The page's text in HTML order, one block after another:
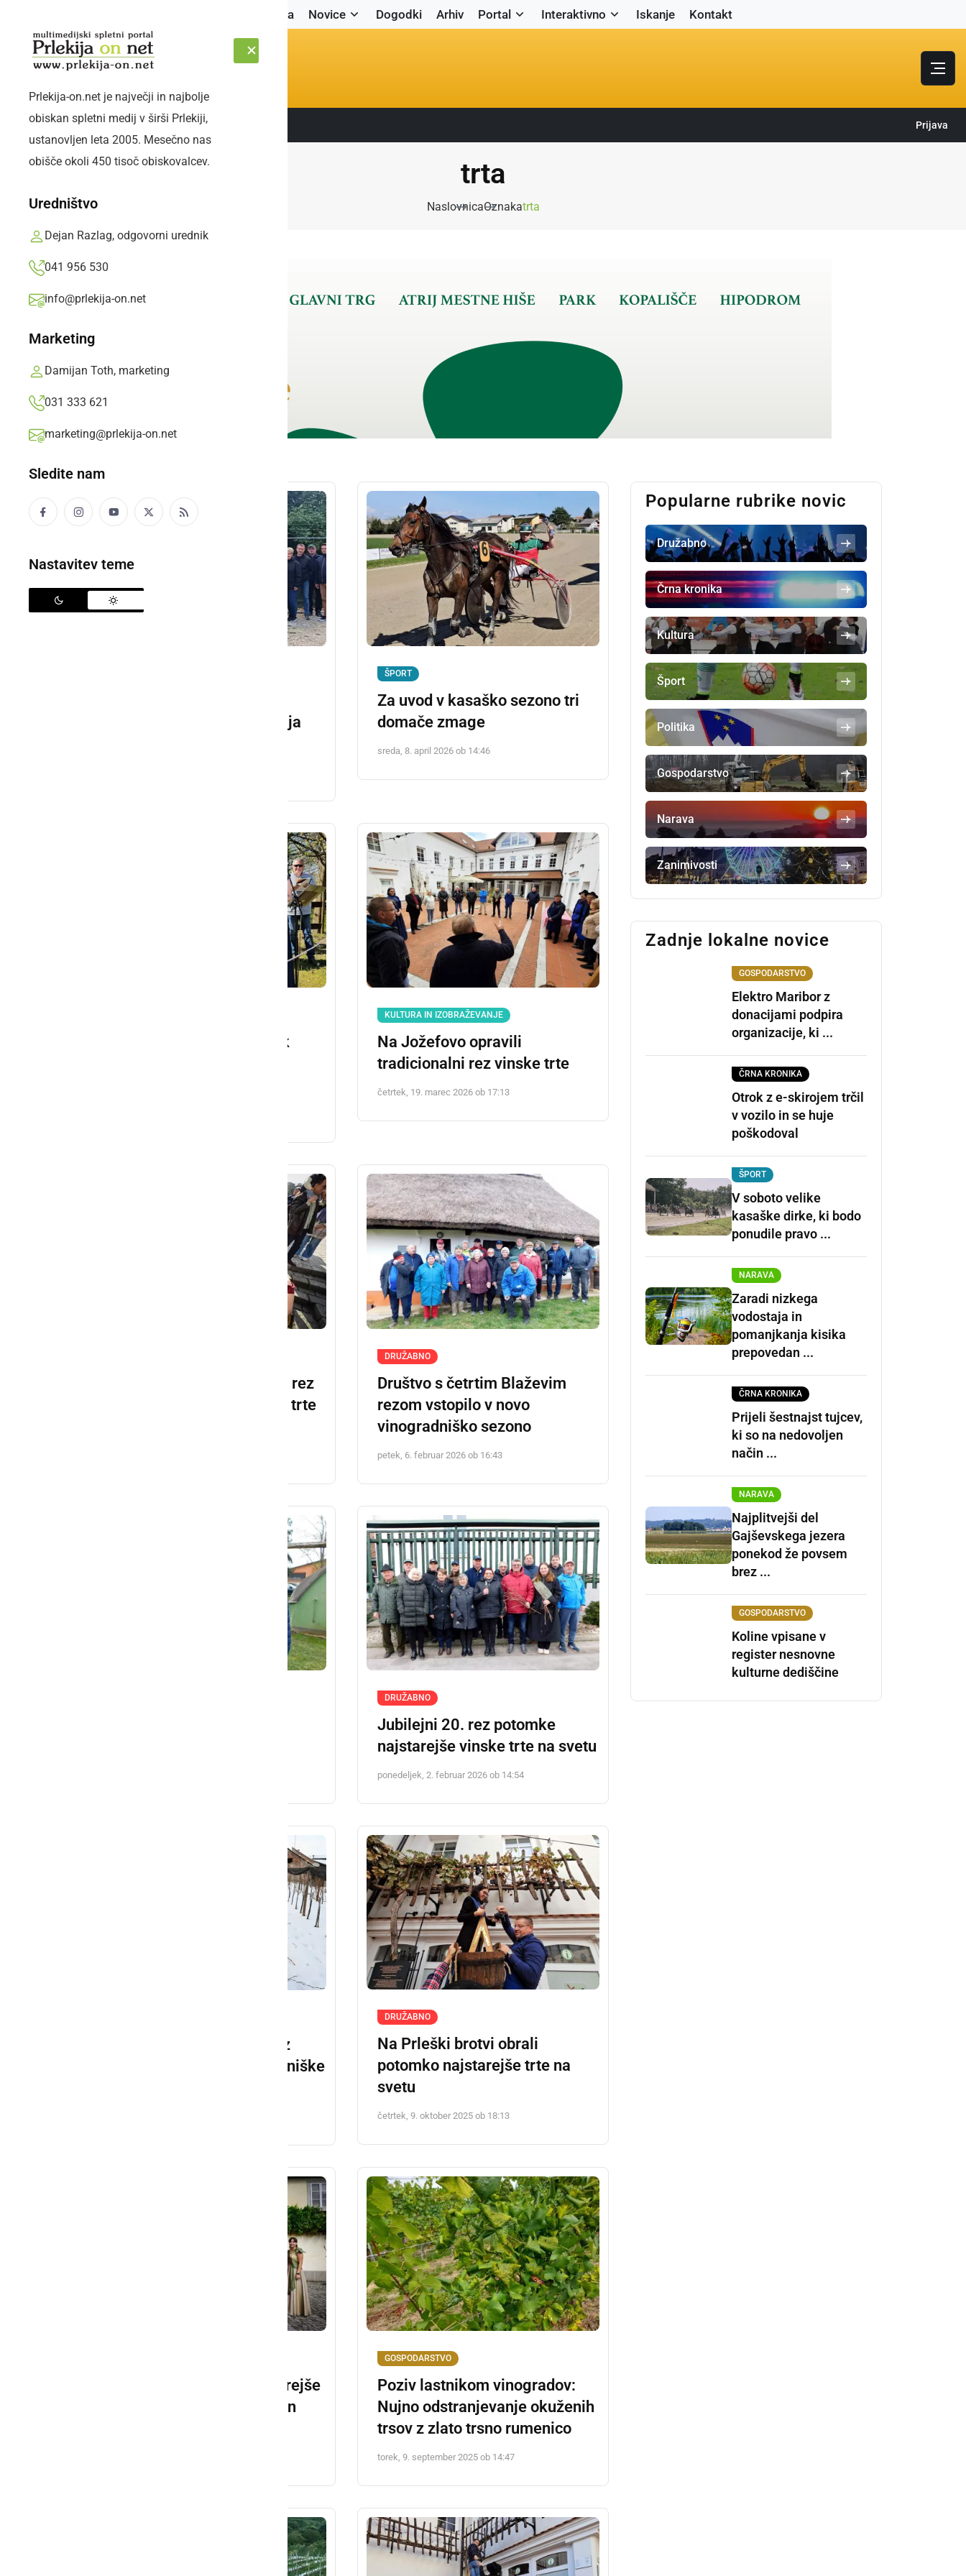
Naslovnica Novice Dogodki Arhiv Portal Interaktivno Iskanje Kontakt
PETEK, 7. AVGUST 2026 Sledite nam: Prijava
Prlekija-on.net je največji in najbolje
obiskan spletni medij v širši Prlekiji,
ustanovljen leta 2005. Mesečno nas
obišče okoli 450 tisoč obiskovalcev.
Uredništvo
Dejan Razlag, odgovorni urednik
041 956 530
info@prlekija-on.net
Marketing
Damijan Toth, marketing
031 333 621
marketing@prlekija-on.net
Sledite nam
Nastavitev teme
trta
NaslovnicaOznakatrta
vinogradnikov Mala Nedelja
ŠPORT
Za uvod v kasaško sezono tri
domače zmage
sreda, 8. april 2026 ob 14:46
Na velikonočni ponedeljek
KULTURA IN IZOBRAŽEVANJE
Na Jožefovo opravili
tradicionalni rez vinske trte
četrtek, 19. marec 2026 ob 17:13
Obeležili tradicionalno 47. rez
najstarejše žlahtne vinske trte
DRUŽABNO
Društvo s četrtim Blaževim
rezom vstopilo v novo
vinogradniško sezono
petek, 6. februar 2026 ob 16:43
DRUŽABNO
Jubilejni 20. rez potomke
najstarejše vinske trte na svetu
ponedeljek, 2. februar 2026 ob 14:54
Tradicionalni Vincekov rez
privabil ljubitelje vinogradniške
DRUŽABNO
Na Prleški brotvi obrali
potomko najstarejše trte na
svetu
četrtek, 9. oktober 2025 ob 18:13
Slavnostna trgatev Najstarejše
trte prinesla obilno letino in
GOSPODARSTVO
Poziv lastnikom vinogradov:
Nujno odstranjevanje okuženih
trsov z zlato trsno rumenico
torek, 9. september 2025 ob 14:47
Popularne rubrike novic
Družabno
Črna kronika
Kultura
Šport
Politika
Gospodarstvo
Narava
Zanimivosti
Zadnje lokalne novice
GOSPODARSTVO
Elektro Maribor z
donacijami podpira
organizacije, ki ...
ČRNA KRONIKA
Otrok z e-skirojem trčil
v vozilo in se huje
poškodoval
ŠPORT
V soboto velike
kasaške dirke, ki bodo
ponudile pravo ...
NARAVA
Zaradi nizkega
vodostaja in
pomanjkanja kisika
prepovedan ...
ČRNA KRONIKA
Prijeli šestnajst tujcev,
ki so na nedovoljen
način ...
NARAVA
Najplitvejši del
Gajševskega jezera
ponekod že povsem
brez ...
GOSPODARSTVO
Koline vpisane v
register nesnovne
kulturne dediščine